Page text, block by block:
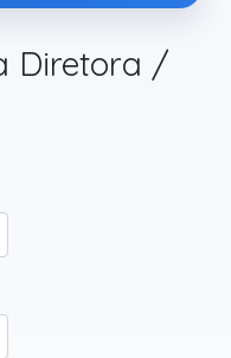
Diretora /